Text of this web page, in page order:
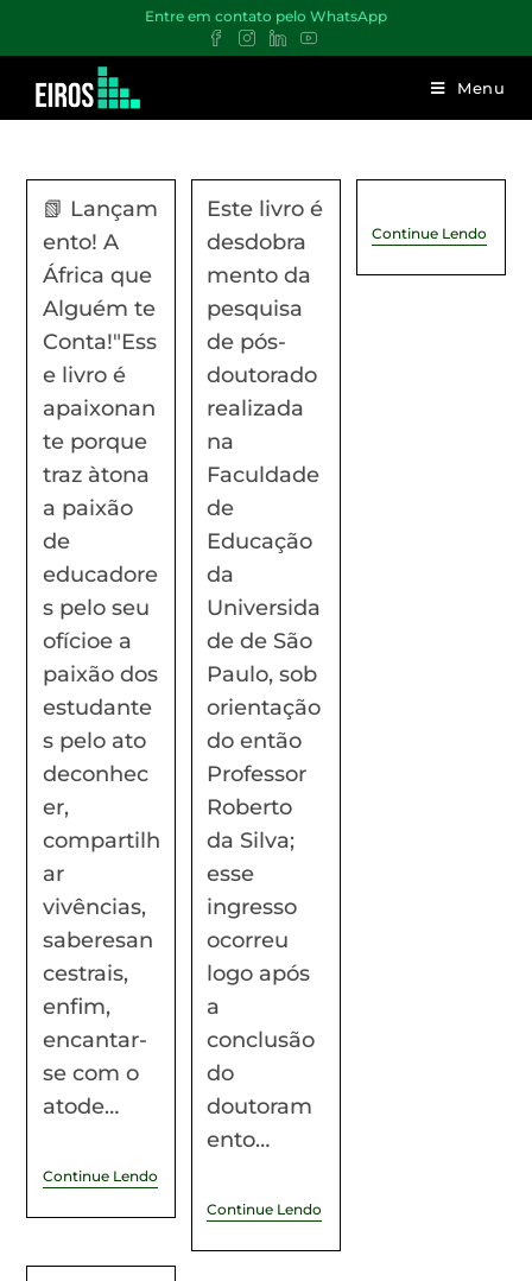
Entre em contato pelo WhatsApp
Menu
📗 Lançam
ento! A
África que
Alguém te
Conta!"Ess
e livro é
apaixonan
te porque
traz àtona
a paixão
de
educadore
s pelo seu
ofícioe a
paixão dos
estudante
s pelo ato
deconhec
er,
compartilh
ar
vivências,
saberesan
cestrais,
enfim,
encantar-
se com o
atode…
Continue Lendo
Este livro é
desdobra
mento da
pesquisa
de pós-
doutorado
realizada
na
Faculdade
de
Educação
da
Universida
de de São
Paulo, sob
orientação
do então
Professor
Roberto
da Silva;
esse
ingresso
ocorreu
logo após
a
conclusão
do
doutoram
ento…
Continue Lendo
Continue Lendo